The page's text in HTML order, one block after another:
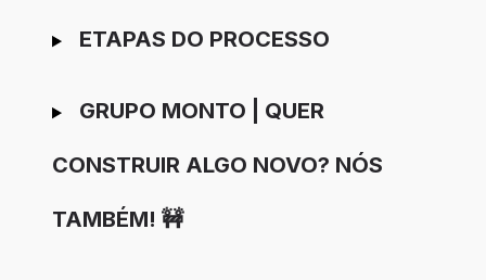
ETAPAS DO PROCESSO
GRUPO MONTO | QUER
CONSTRUIR ALGO NOVO? NÓS
TAMBÉM! 🚧